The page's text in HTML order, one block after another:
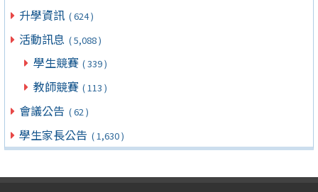
升學資訊 ( 624 )
活動訊息 ( 5,088 )
學生競賽 ( 339 )
教師競賽 ( 113 )
會議公告 ( 62 )
學生家長公告 ( 1,630 )